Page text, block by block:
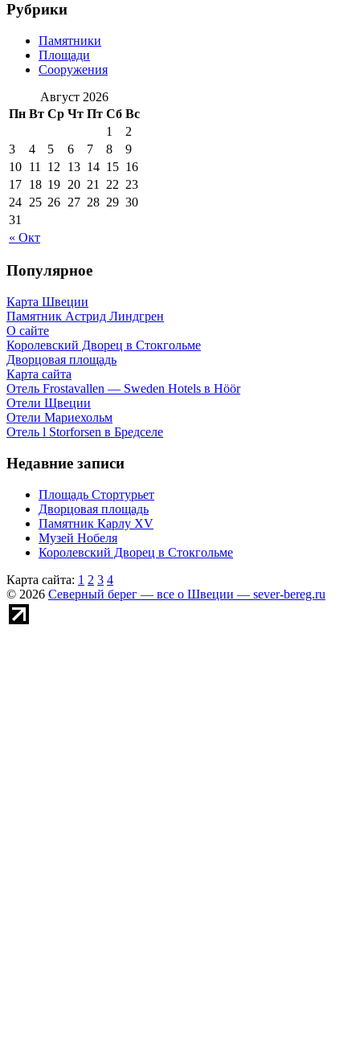
Рубрики
Памятники
Площади
Сооружения
Август 2026
Пн Вт Ср Чт Пт Сб Вс
« Окт
1
2
3
4 5 6 7 8
9
10 11 12 13 14 15 16
17 18 19 20 21 22 23
24 25 26 27 28 29 30
31
Популярное
Карта Швеции
Памятник Астрид Линдгрен
О сайте
Королевский Дворец в Стокгольме
Дворцовая площадь
Карта сайта
Отель Frostavallen — Sweden Hotels в Höör
Отели Щвеции
Отели Мариехольм
Отель l Storforsen в Бредселе
Недавние записи
Площадь Стортурьет
Дворцовая площадь
Памятник Карлу XV
Музей Нобеля
Королевский Дворец в Стокгольме
Карта сайта: 1 2 3 4
© 2026 Северный берег — все о Швеции — sever-bereg.ru